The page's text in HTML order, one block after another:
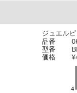
ジュエルピ
品番
型番
価格